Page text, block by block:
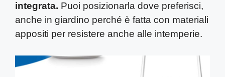
integrata. Puoi posizionarla dove preferisci,
anche in giardino perché è fatta con materiali
appositi per resistere anche alle intemperie.